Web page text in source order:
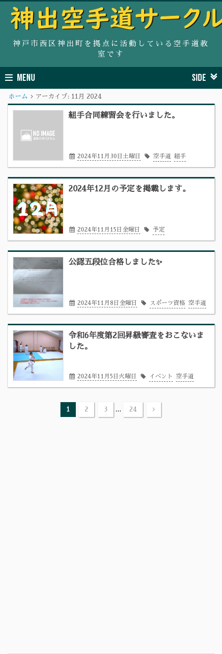
神戸市西区神出町を拠点に活動している空手道教
室です
MENU SIDE
ホーム アーカイブ: 11月 2024
組手合同練習会を行いました。
2024年11月30日土曜日 空手道 組手
2024年12月の予定を掲載します。
2024年11月15日金曜日 予定
公認五段位合格しました✨
2024年11月8日金曜日 スポーツ資格 空手道
令和6年度第2回昇級審査をおこないま
した。
2024年11月5日火曜日 イベント 空手道
1 2 3 ... 24